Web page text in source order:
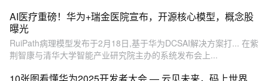
AI医疗重磅！华为+瑞金医院宣布，开源核心模型，概念股
曝光
RuiPath病理模型发布于2月18日,基于华为DCSAI解决方案打... 在紫
荆智康与清华大学智能产业研究院主办的系统发布会上...